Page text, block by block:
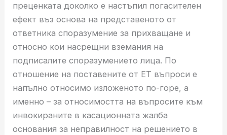
преценката доколко е настъпил погасителен
ефект въз основа на представеното от
ответника споразумение за прихващане и
относно кои насрещни вземания на
подписалите споразумението лица. По
отношение на поставените от ЕТ въпроси е
напълно относимо изложеното по-горе, а
именно – за относимостта на въпросите към
инвокираните в касационната жалба
основания за неправилност на решението в